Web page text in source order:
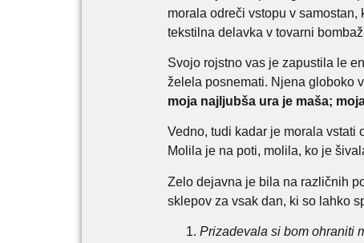
morala odreči vstopu v
tekstilna delavka v tovarni
Svojo rojstno vas je zapustila le
želela posnemati. Njena globoko
moja najljubša ura je maša;
Vedno, tudi kadar je morala vstati
Molila je na poti, molila, ko je
Zelo dejavna je bila na različnih
sklepov za vsak dan, ki so lahko
Prizadevala si bom ohraniti